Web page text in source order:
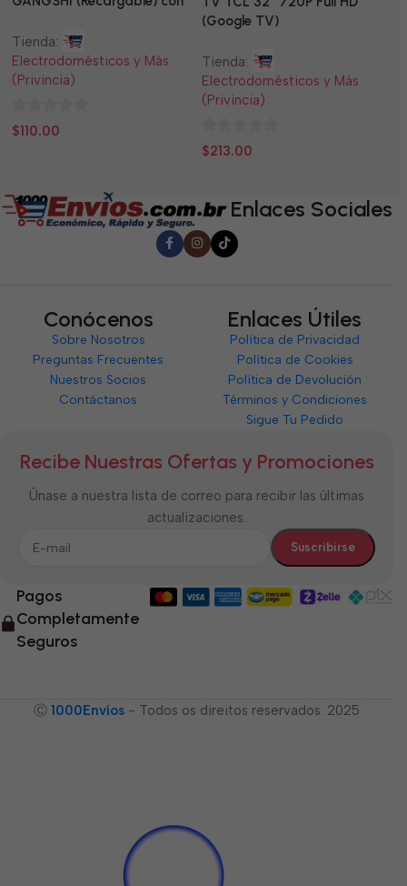
Tienda:
Electrodomésticos y Más
(Privincia)
0
$110.00
(Google TV)
Tienda:
Electrodomésticos y Más
(Privincia)
0
$213.00
Enlaces Sociales
Conócenos
Sobre Nosotros
Preguntas Frecuentes
Nuestros Socios
Contáctanos
Enlaces Útiles
Política de Privacidad
Política de Cookies
Política de Devolución
Términos y Condiciones
Sigue Tu Pedido
Recibe Nuestras Ofertas y Promociones
Únase a nuestra lista de correo para recibir las últimas
actualizaciones.
Pagos
Completamente
Seguros
Ⓒ 1000Envíos - Todos os direitos reservados. 2025